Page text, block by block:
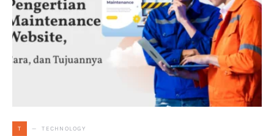
T TECHNOLOGY